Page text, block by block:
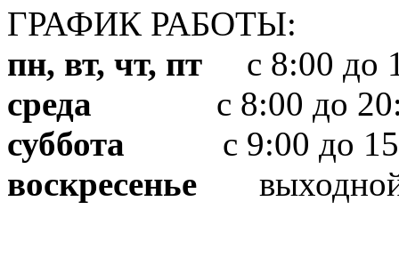
ГРАФИК РАБОТЫ:
пн, вт, чт, пт с 8:00 до
среда с 8:00 до
суббота с 9:00 до
воскресенье